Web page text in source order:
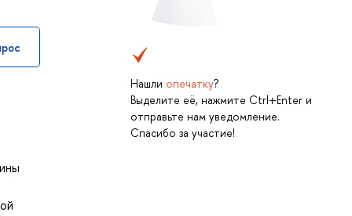
Нашли опечатку?
Выделите её, нажмите Ctrl+Enter и
отправьте нам уведомление.
Спасибо за участие!